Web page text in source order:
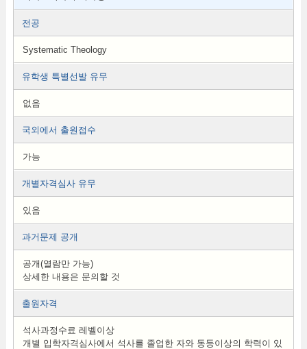
전공
Systematic Theology
유학생 특별선발 유무
없음
국외에서 출원접수
가능
개별자격심사 유무
있음
과거문제 공개
공개(열람만 가능)
상세한 내용은 문의할 것
출원자격
석사과정수료 레벨이상
개별 입학자격심사에서 석사를 졸업한 자와 동등이상의 학력이 있